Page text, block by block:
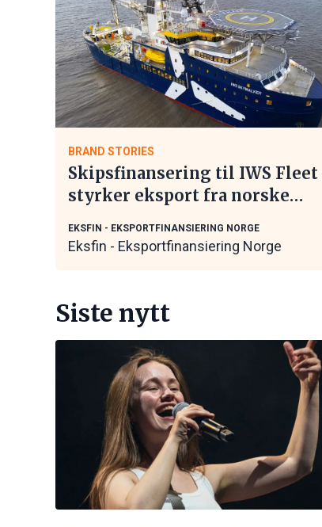
BRAND STORIES
Skipsfinansering til IWS Fleet
styrker eksport fra norske
EKSFIN - EKSPORTFINANSIERING NORGE
Eksfin - Eksportfinansiering Norge
Siste nytt